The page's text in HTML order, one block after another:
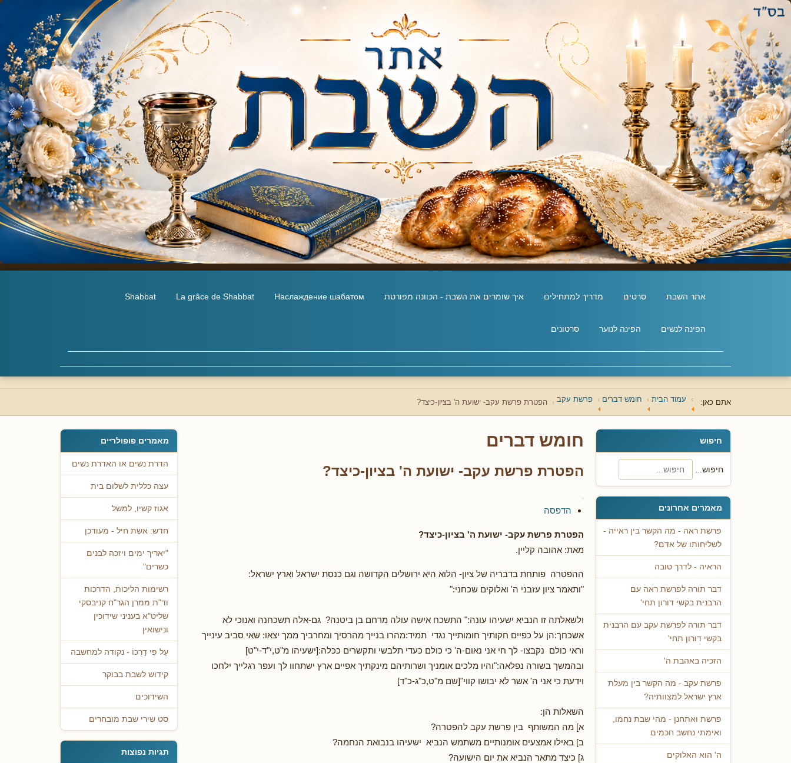
אתר השבת סרטים מדריך למתחילים איך שומרים את השבת - הכוונה מפורטת Наслаждение шабатом
La grâce de Shabbat
Shabbat
הפינה לנשים הפינה לנוער סרטונים
אתם כאן: עמוד הבית חומש דברים פרשת עקב הפטרת פרשת עקב- ישועת ה' בציון-כיצד?
חיפוש
חיפוש...
מאמרים אחרונים
פרשת ראה - מה הקשר בין ראייה -
לשליחותו של אדם?
הראיה - לדרך טובה
דבר תורה לפרשת ראה עם
הרבנית בקשי דורון תחי'
דבר תורה לפרשת עקב עם הרבנית
בקשי דורון תחי'
הזכיה באהבת ה'
פרשת עקב - מה הקשר בין מעלת
ארץ ישראל למצוותיה?
פרשת ואתחנן - מהי שבת נחמו,
ואימתי נחשב חכמים
ה' הוא האלוקים
חומש דברים
הפטרת פרשת עקב- ישועת ה' בציון-כיצד?
הדפסה
הפטרת פרשת עקב- ישועת ה' בציון-כיצד?
מאת: אהובה קליין.
ההפטרה פותחת בדבריה של ציון- הלוא היא ירושלים הקדושה וגם כנסת ישראל וארץ ישראל:
"ותאמר ציון עזבני ה' ואלוקים שכחני:"
ולשאלתה זו הנביא ישעיהו עונה:" התשכח אישה עולה מרחם בן ביטנה? גם-אלה תשכחנה ואנוכי לא
אשכחך:הן על כפיים חקותיך חומותייך נגדי תמיד:מהרו בנייך מהרסיך ומחרביך ממך יצאו: שאי סביב עינייך
וראי כולם נקבצו- לך חי אני נאום-ה' כי כולם כעדי תלבשי ותקשרים ככלה:[ישעיהו מ"ט,י"ד-י"ט]
ובהמשך בשורה נפלאה:"והיו מלכים אומניך ושרותיהם מינקתיך אפיים ארץ ישתחוו לך ועפר רגלייך ילחכו
וידעת כי אני ה' אשר לא יבושו קווי"[שם מ"ט,כ"ג-כ"ד]
השאלות הן:
א] מה המשותף בין פרשת עקב להפטרה?
ב] באילו אמצעים אומנותיים משתמש הנביא ישעיהו בנבואת הנחמה?
ג] כיצד מתאר הנביא את יום הישועה?
מאמרים פופולריים
הדרת נשים או האדרת נשים
עצה כללית לשלום בית
אגוז קשיו, למשל
חדש: אשת חיל - מעודכן
"יאריך ימים ויזכה לבנים
כשרים"
רשימות הליכות, הדרכות
וד"ת ממרן הגר"ח קניבסקי
שליט"א בעניני שידוכין
ונישואין
עַל פִּי דַרְכּוֹ - נקודה למחשבה
קידוש לשבת בבוקר
השידוכים
סט שירי שבת מובחרים
תגיות נפוצות